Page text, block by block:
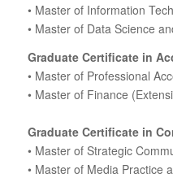
• Master of Information
• Master of Data Science
Graduate Certificate in
• Master of Professional
• Master of Finance
Graduate Certificate in
• Master of Strategic
• Master of Media Practice